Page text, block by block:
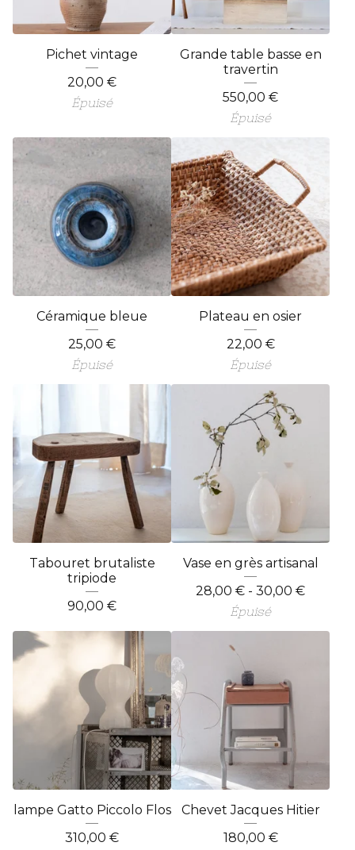
Pichet vintage
20,00 €
Épuisé
Grande table basse en
travertin
550,00 €
Épuisé
Céramique bleue
25,00 €
Épuisé
Plateau en osier
22,00 €
Épuisé
Tabouret brutaliste
tripiode
90,00 €
Vase en grès artisanal
28,00 € - 30,00 €
Épuisé
lampe Gatto Piccolo Flos
310,00 €
Chevet Jacques Hitier
180,00 €